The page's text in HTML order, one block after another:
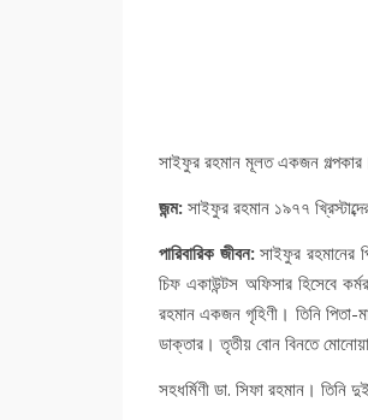
সাইফুর রহমান মূলত একজন গল্পকার।
জন্ম: সাইফুর রহমান ১৯৭৭
পারিবারিক জীবন:সাইফুর রহমানের
চিফ একাউন্টস অফিসার হিসেবে
রহমান একজন গৃহিণী। তিনি পিতা-
ডাক্তার। তৃতীয় বোন বিনতে
সহধর্মিণী ডা. সিফা রহমান।